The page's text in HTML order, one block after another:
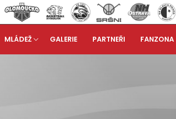
MLÁDEŽ GALERIE PARTNEŘI FANZONA